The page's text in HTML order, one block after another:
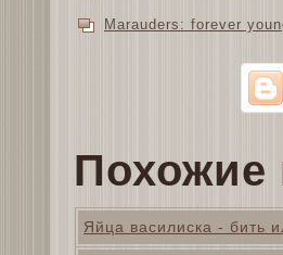
Marauders: forever
Похожие
Яйца василиска - бить